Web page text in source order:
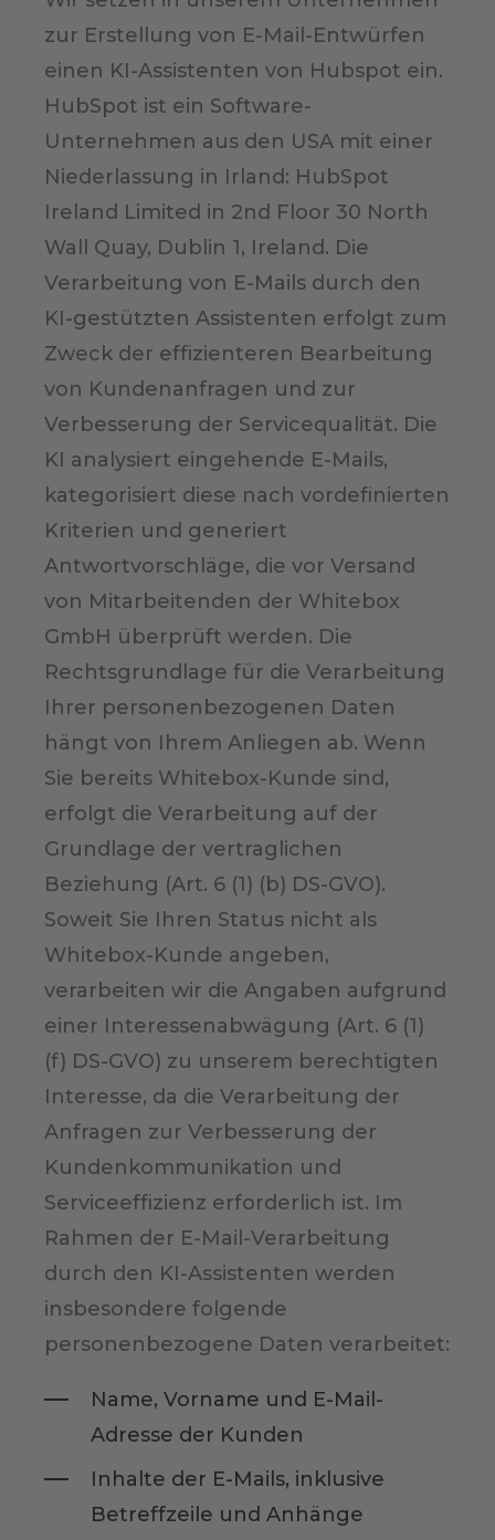
zur Erstellung von E-Mail-Entwürfen
einen KI-Assistenten von Hubspot ein.
HubSpot ist ein Software-
Unternehmen aus den USA mit einer
Niederlassung in Irland: HubSpot
Ireland Limited in 2nd Floor 30 North
Wall Quay, Dublin 1, Ireland. Die
Verarbeitung von E-Mails durch den
KI-gestützten Assistenten erfolgt zum
Zweck der effizienteren Bearbeitung
von Kundenanfragen und zur
Verbesserung der Servicequalität. Die
KI analysiert eingehende E-Mails,
kategorisiert diese nach vordefinierten
Kriterien und generiert
Antwortvorschläge, die vor Versand
von Mitarbeitenden der Whitebox
GmbH überprüft werden. Die
Rechtsgrundlage für die Verarbeitung
Ihrer personenbezogenen Daten
hängt von Ihrem Anliegen ab. Wenn
Sie bereits Whitebox-Kunde sind,
erfolgt die Verarbeitung auf der
Grundlage der vertraglichen
Beziehung (Art. 6 (1) (b) DS-GVO).
Soweit Sie Ihren Status nicht als
Whitebox-Kunde angeben,
verarbeiten wir die Angaben aufgrund
einer Interessenabwägung (Art. 6 (1)
(f) DS-GVO) zu unserem berechtigten
Interesse, da die Verarbeitung der
Anfragen zur Verbesserung der
Kundenkommunikation und
Serviceeffizienz erforderlich ist. Im
Rahmen der E-Mail-Verarbeitung
durch den KI-Assistenten werden
insbesondere folgende
personenbezogene Daten verarbeitet:
Name, Vorname und E-Mail-
Adresse der Kunden
Inhalte der E-Mails, inklusive
Betreffzeile und Anhänge